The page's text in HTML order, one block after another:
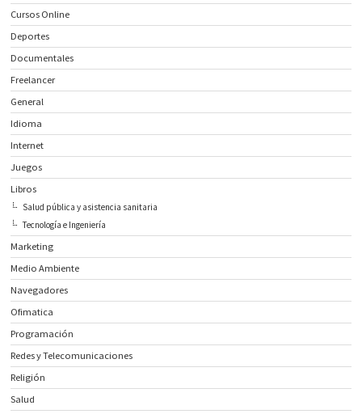
Cursos Online
Deportes
Documentales
Freelancer
General
Idioma
Internet
Juegos
Libros
Salud pública y asistencia sanitaria
Tecnología e Ingeniería
Marketing
Medio Ambiente
Navegadores
Ofimatica
Programación
Redes y Telecomunicaciones
Religión
Salud